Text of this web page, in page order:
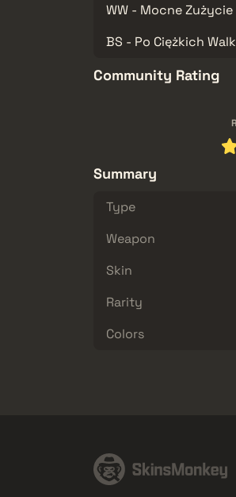
WW - Mocne Zużycie
BS - Po Ciężkich
Community Rating
Summary
Type
Weapon
Skin
Rarity
Colors